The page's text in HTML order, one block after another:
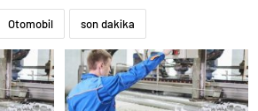
Otomobil son dakika